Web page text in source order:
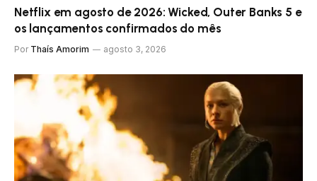
Netflix em agosto de 2026: Wicked, Outer Banks 5 e
os lançamentos confirmados do mês
Por Thaís Amorim agosto 3, 2026